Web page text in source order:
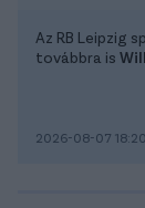
Az RB Leipzig
továbbra is
2026-08-07 18:20